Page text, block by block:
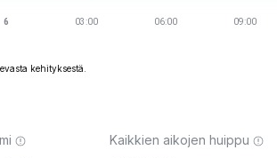
kehityksestä.
Kaikkien aikojen huippu